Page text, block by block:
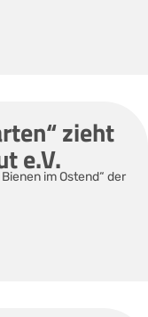
zieht
e.V.im Ostend“ der